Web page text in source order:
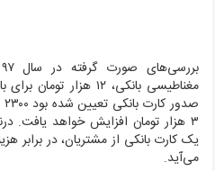
مغناطیسی بانکی، ۱۲ هزار
۳ هزار تومان افزایش خواهد یافت.
یک کارت بانکی از مشتریان، در برابر
می‌آید.